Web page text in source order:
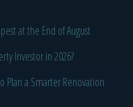
at the End of August
Investor in 2026?
Plan a Smarter Renovation